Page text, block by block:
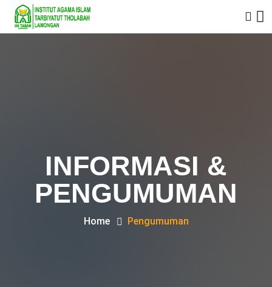
INFORMASI &
PENGUMUMAN
Home Pengumuman